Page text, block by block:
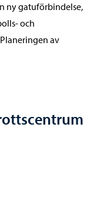
ny gatuförbindelse,
och
av